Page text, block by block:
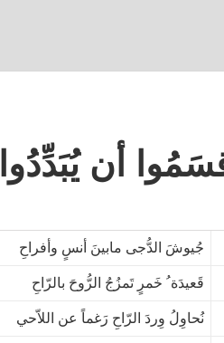
أن يُبَدِّدُوا
جُيوشَ الدُّجى مابينَ أنسٍ وأفراحِ
قَعيدَة ُ خَمرٍ تَمزُجُ الرُّوحَ بالرّاحِ
نُحاوِلُ وِردَ الرّاحِ رَغماً عن اللاّحي